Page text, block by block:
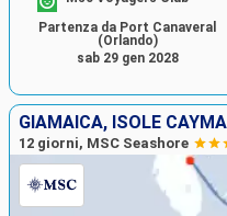
Partenza da Port Canaveral
(Orlando)
sab 29 gen 2028
GIAMAICA, ISOLE
12 giorni, MSC Seashore